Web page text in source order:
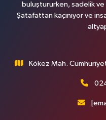
buluştururken, sadelik
Şatafattan kaçınıyor ve
Kökez Mah.